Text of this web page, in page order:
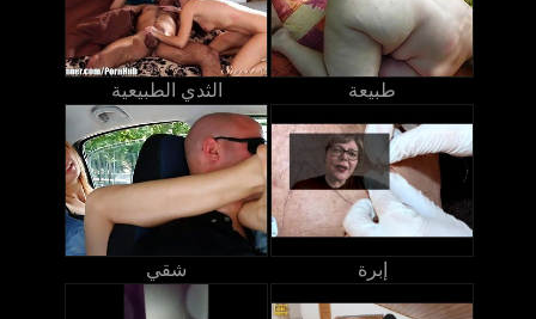
الثدي الطبيعية طبيعة
شقي إبرة